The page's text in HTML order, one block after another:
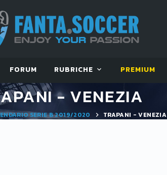
FORUM RUBRICHE PREMIUM
- VENEZIA
SERIE B 2019/2020 TRAPANI - VENEZIA